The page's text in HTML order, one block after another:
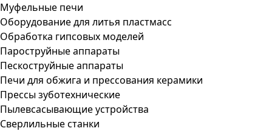
Муфельные печи
Оборудование для литья пластмасс
Обработка гипсовых моделей
Пароструйные аппараты
Пескоструйные аппараты
Печи для обжига и прессования керамики
Прессы зуботехнические
Пылевсасывающие устройства
Сверлильные станки